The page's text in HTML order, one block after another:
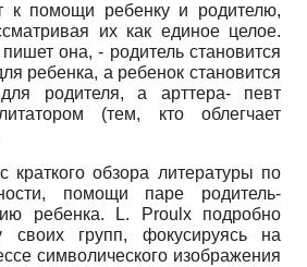
к помощи ребенку и родителю,
их как единое целое.
она, - родитель становится
ребенка, а ребенок становится
для родителя, а арттера- певт
(тем, кто облегчает
краткого обзора литературы по
помощи паре родитель-
ребенка. L. Proulx подробно
своих групп, фокусируясь на
символического изображения